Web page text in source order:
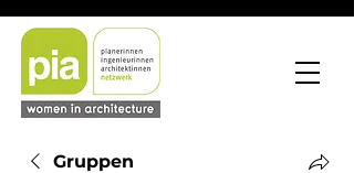
Gruppen